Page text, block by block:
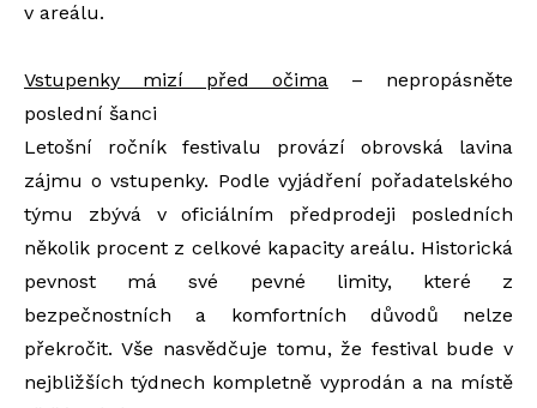
v areálu.
Vstupenky mizí před očima – nepropásněte
poslední šanci
Letošní ročník festivalu provází obrovská lavina
zájmu o vstupenky. Podle vyjádření pořadatelského
týmu zbývá v oficiálním předprodeji posledních
několik procent z celkové kapacity areálu. Historická
pevnost má své pevné limity, které z
bezpečnostních a komfortních důvodů nelze
překročit. Vše nasvědčuje tomu, že festival bude v
nejbližších týdnech kompletně vyprodán a na místě